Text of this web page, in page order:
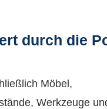
durch die
Möbel,
Werkzeuge